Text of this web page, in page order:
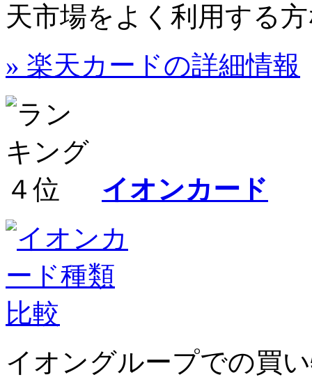
天市場をよく利用する
» 楽天カードの詳細情報
イオンカード
イオングループでの買